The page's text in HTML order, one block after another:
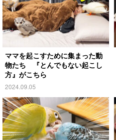
ママを起こすために集まった動
物たち 『とんでもない起こし
方』がこちら
2024.09.05